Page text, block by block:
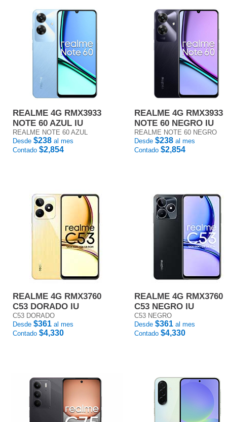
REALME 4G RMX3933
NOTE 60 AZUL IU
REALME NOTE 60 AZUL
Desde $238 al mes
Contado $2,854
REALME 4G RMX3933
NOTE 60 NEGRO IU
REALME NOTE 60 NEGRO
Desde $238 al mes
Contado $2,854
REALME 4G RMX3760
C53 DORADO IU
C53 DORADO
Desde $361 al mes
Contado $4,330
REALME 4G RMX3760
C53 NEGRO IU
C53 NEGRO
Desde $361 al mes
Contado $4,330